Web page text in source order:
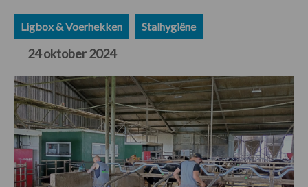
Ligbox & Voerhekken Stalhygiëne
24 oktober 2024